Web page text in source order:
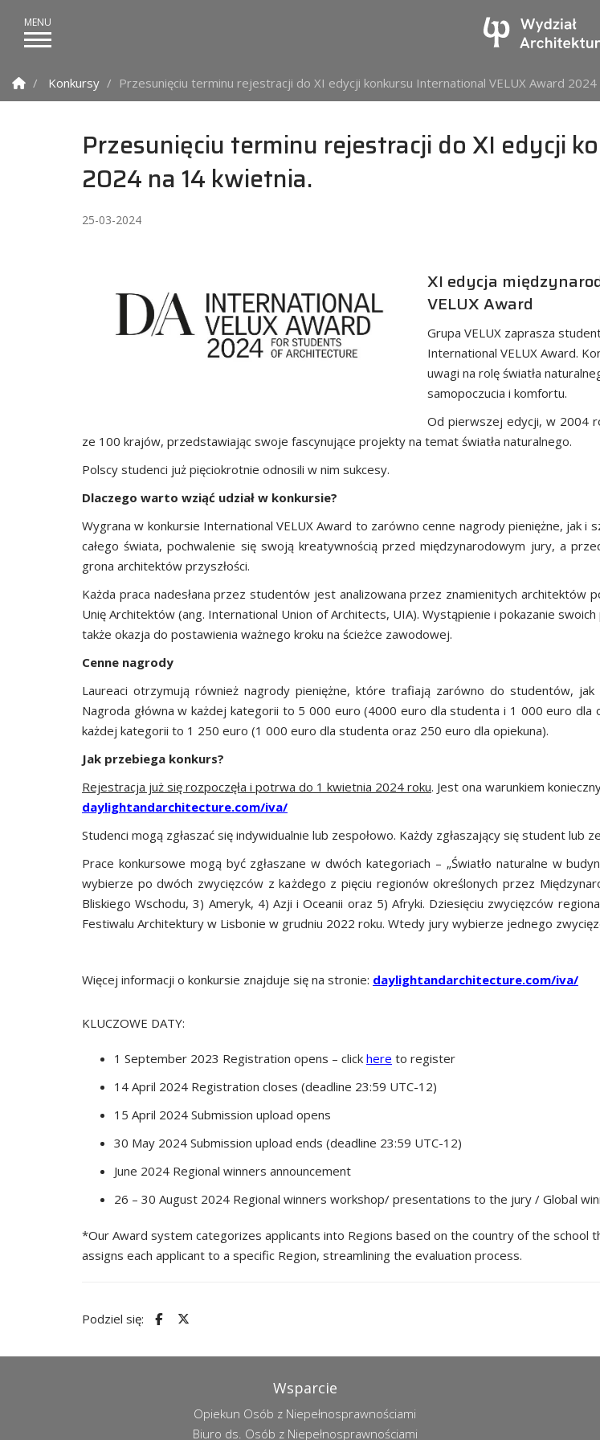
Strona Główna
Konkursy Przesunięciu terminu rejestracji do XI edycji konkursu International VELUX Award 2024
Przesunięciu terminu rejestracji do XI edycji
2024 na 14 kwietnia.
25-03-2024
XI edycja
VELUX Award
Grupa VELUX zaprasza
International VELUX Award.
uwagi na rolę światła
samopoczucia i komfortu.
Od pierwszej edycji, w 2004
ze 100 krajów, przedstawiając swoje fascynujące projekty na temat światła naturalnego.
Polscy studenci już pięciokrotnie odnosili w nim sukcesy.
Dlaczego warto wziąć udział w konkursie?
Wygrana w konkursie International VELUX Award to zarówno cenne nagrody pieniężne, jak
całego świata, pochwalenie się swoją kreatywnością przed międzynarodowym jury, a
grona architektów przyszłości.
Każda praca nadesłana przez studentów jest analizowana przez znamienitych architektów
Unię Architektów (ang. International Union of Architects, UIA). Wystąpienie i pokazanie
także okazja do postawienia ważnego kroku na ścieżce zawodowej.
Cenne nagrody
Laureaci otrzymują również nagrody pieniężne, które trafiają zarówno do studentów,
Nagroda główna w każdej kategorii to 5 000 euro (4000 euro dla studenta i 1 000 euro
każdej kategorii to 1 250 euro (1 000 euro dla studenta oraz 250 euro dla opiekuna).
Jak przebiega konkurs?
Rejestracja już się rozpoczęła i potrwa do 1 kwietnia 2024 roku. Jest ona warunkiem
daylightandarchitecture.com/iva/
Studenci mogą zgłaszać się indywidualnie lub zespołowo. Każdy zgłaszający się student lub
Prace konkursowe mogą być zgłaszane w dwóch kategoriach – „Światło naturalne w
wybierze po dwóch zwycięzców z każdego z pięciu regionów określonych przez
Bliskiego Wschodu, 3) Ameryk, 4) Azji i Oceanii oraz 5) Afryki. Dziesięciu zwycięzców
Festiwalu Architektury w Lisbonie w grudniu 2022 roku. Wtedy jury wybierze jednego
Więcej informacji o konkursie znajduje się na stronie: daylightandarchitecture.com/iva/
KLUCZOWE DATY:
1 September 2023 Registration opens – click here to register
14 April 2024 Registration closes (deadline 23:59 UTC-12)
15 April 2024 Submission upload opens
30 May 2024 Submission upload ends (deadline 23:59 UTC-12)
June 2024 Regional winners announcement
26 – 30 August 2024 Regional winners workshop/ presentations to the jury / Global
*Our Award system categorizes applicants into Regions based on the country of the school
assigns each applicant to a specific Region, streamlining the evaluation process.
Podziel się:
Wsparcie
Opiekun Osób z Niepełnosprawnościami
Biuro ds. Osób z Niepełnosprawnościami